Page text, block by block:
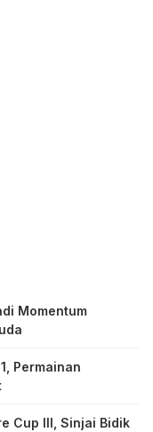
Momentum
Permainan
Cup III, Sinjai Bidik